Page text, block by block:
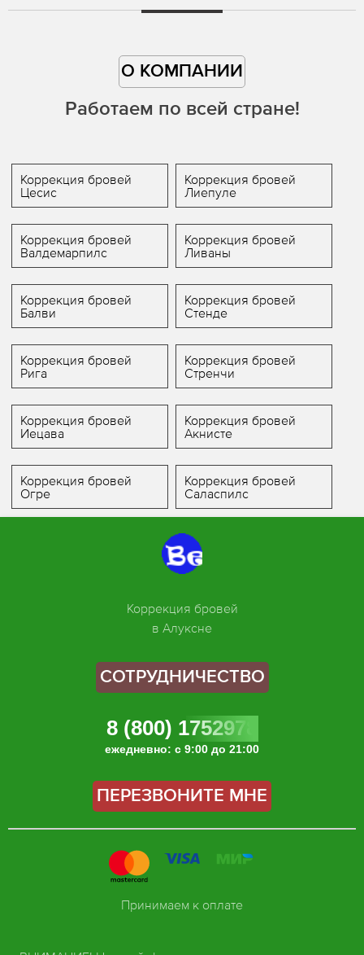
О КОМПАНИИ
Работаем по всей стране!
Коррекция бровей
Цесис
Коррекция бровей
Лиепуле
Коррекция бровей
Валдемарпилс
Коррекция бровей
Ливаны
Коррекция бровей
Балви
Коррекция бровей
Стенде
Коррекция бровей
Рига
Коррекция бровей
Стренчи
Коррекция бровей
Иецава
Коррекция бровей
Акнисте
Коррекция бровей
Огре
Коррекция бровей
Саласпилс
Коррекция бровей
в Алуксне
СОТРУДНИЧЕСТВО
8 (800) 1752978
ежедневно: с 9:00 до 21:00
ПЕРЕЗВОНИТЕ МНЕ
Принимаем к оплате